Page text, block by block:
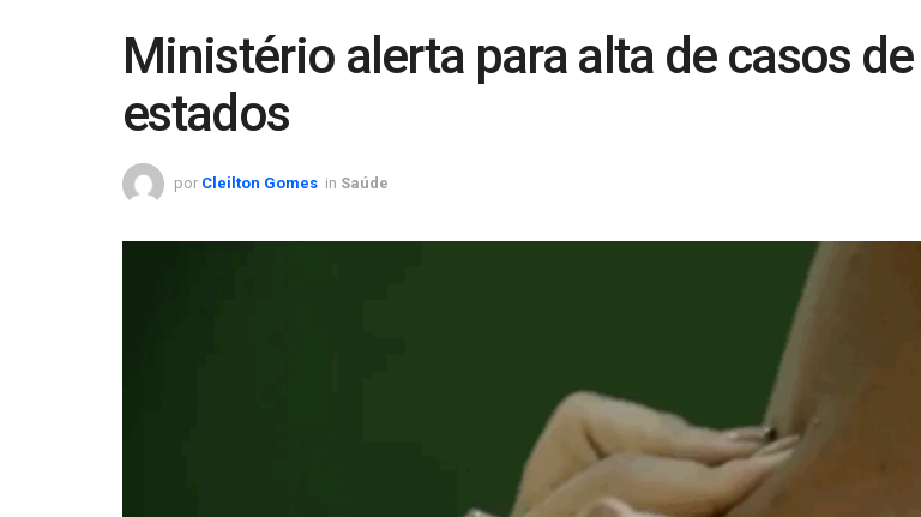
Ministério alerta para alta de casos
estados
por Cleilton Gomes in Saúde